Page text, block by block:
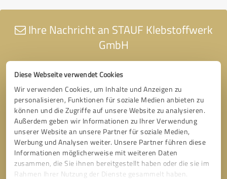
Diese Webseite verwendet Cookies
Wir verwenden Cookies, um Inhalte und Anzeigen zu
personalisieren, Funktionen für soziale Medien anbieten zu
können und die Zugriffe auf unsere Website zu analysieren.
Außerdem geben wir Informationen zu Ihrer Verwendung
unserer Website an unsere Partner für soziale Medien,
Werbung und Analysen weiter. Unsere Partner führen diese
Informationen möglicherweise mit weiteren Daten
zusammen, die Sie ihnen bereitgestellt haben oder die sie im
Rahmen Ihrer Nutzung der Dienste gesammelt haben.
Ihre Nachricht an STAUF Klebstoffwerk
GmbH